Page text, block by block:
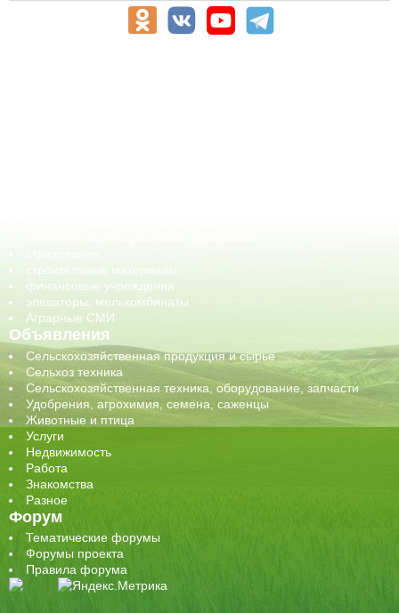
строительные материалы
финансовые учреждения
элеваторы, мелькомбинаты
Аграрные СМИ
Объявления
Сельскохозяйственная продукция и сырье
Сельхоз техника
Сельскохозяйственная техника, оборудование, запчасти
Удобрения, агрохимия, семена, саженцы
Животные и птица
Услуги
Недвижимость
Работа
Знакомства
Разное
Форум
Тематические форумы
Форумы проекта
Правила форума